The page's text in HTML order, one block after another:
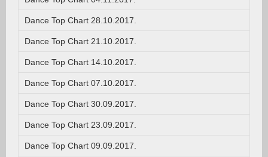
Dance Top Chart 28.10.2017.
Dance Top Chart 21.10.2017.
Dance Top Chart 14.10.2017.
Dance Top Chart 07.10.2017.
Dance Top Chart 30.09.2017.
Dance Top Chart 23.09.2017.
Dance Top Chart 09.09.2017.